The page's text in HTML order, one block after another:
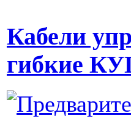
Кабели
гибкие